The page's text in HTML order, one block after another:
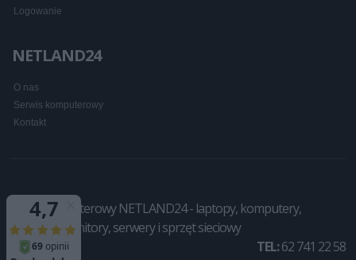
Logowanie
NETLAND24
O nas
Serwis komputerowy
Kontakt
Sklep komputerowy NETLAND24 - laptopy, komputery,
drukarki, monitory, serwery i sprzęt sieciowy
TEL:62 741 22 58